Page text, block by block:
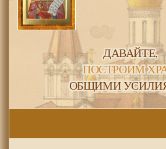
ДАВАЙТЕ,
ПОСТРОИМ
ОБЩИМИ